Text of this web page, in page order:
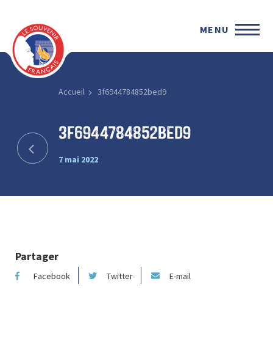
MENU
Accueil 3f6944784852bed9
3f6944784852bed9
7 mai 2022
Partager
Facebook Twitter E-mail